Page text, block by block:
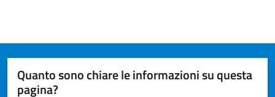
Quanto sono chiare le informazioni su questa
pagina?